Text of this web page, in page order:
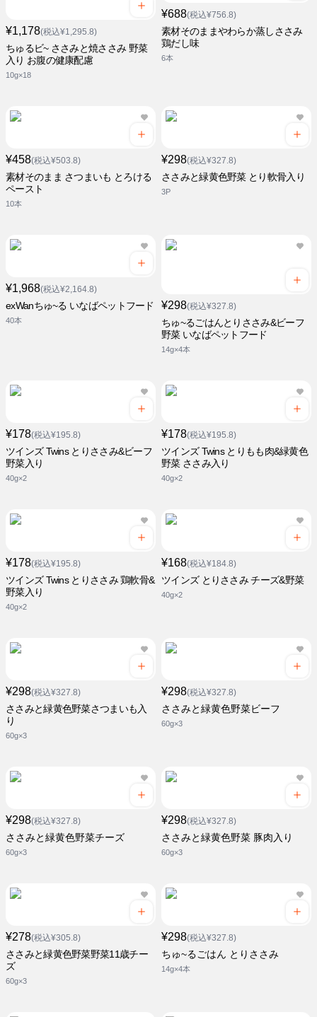
¥1,178(税込¥1,295.8)
ちゅるビ~ ささみと焼ささみ 野菜
入り お腹の健康配慮
10g×18
¥688(税込¥756.8)
素材そのままやわらか蒸しささみ
鶏だし味
6本
¥458(税込¥503.8)
素材そのまま さつまいも とろける
ペースト
10本
¥298(税込¥327.8)
ささみと緑黄色野菜 とり軟骨入り
3P
¥1,968(税込¥2,164.8)
exWanちゅ~る いなばペットフード
40本
¥298(税込¥327.8)
ちゅ~るごはんとりささみ&ビーフ
野菜 いなばペットフード
14g×4本
¥178(税込¥195.8)
ツインズ Twins とりささみ&ビーフ
野菜入り
40g×2
¥178(税込¥195.8)
ツインズ Twins とりもも肉&緑黄色
野菜 ささみ入り
40g×2
¥178(税込¥195.8)
ツインズ Twins とりささみ 鶏軟骨&
野菜入り
40g×2
¥168(税込¥184.8)
ツインズ とりささみ チーズ&野菜
40g×2
¥298(税込¥327.8)
ささみと緑黄色野菜さつまいも入
り
60g×3
¥298(税込¥327.8)
ささみと緑黄色野菜ビーフ
60g×3
¥298(税込¥327.8)
ささみと緑黄色野菜チーズ
60g×3
¥298(税込¥327.8)
ささみと緑黄色野菜 豚肉入り
60g×3
¥278(税込¥305.8)
ささみと緑黄色野菜野菜11歳チー
ズ
60g×3
¥298(税込¥327.8)
ちゅ~るごはん とりささみ
14g×4本